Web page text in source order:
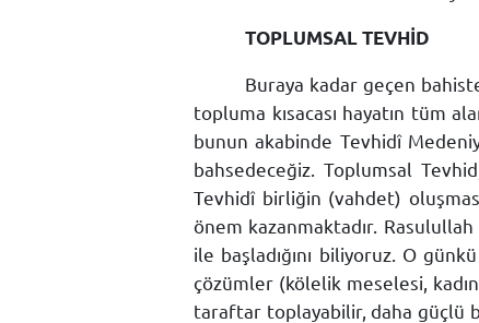
TOPLUMSAL TEVHİD
Buraya kadar geçen
topluma kısacası hayatın tüm
bunun akabinde Tevhidî
bahsedeceğiz. Toplumsal
Tevhidî birliğin (vahdet)
önem kazanmaktadır.
ile başladığını biliyoruz. O
çözümler (kölelik meselesi,
taraftar toplayabilir, daha güçlü